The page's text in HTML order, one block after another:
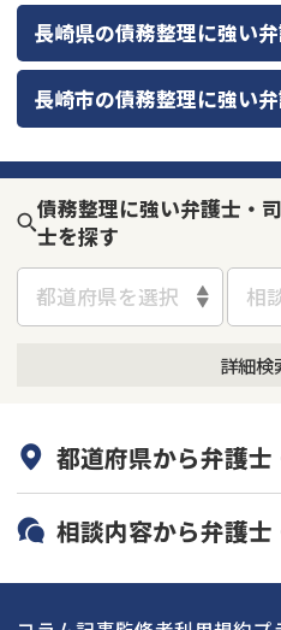
長崎県の債務整理に強い
長崎市の債務整理に強い
債務整理に強い弁護士・
士を探す
都道府県を選択 相
詳細検
初回相談無料
都道府県から弁護士
北海道・東北
北海道
関東
相談内容から弁護士